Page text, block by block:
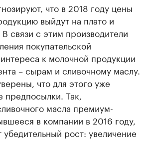
что в 2018 году цены
выйдут на плато и
В связи с этим производители
покупательской
к молочной продукции
– сырам и сливочному маслу.
что для этого уже
предпосылки. Так,
масла премиум-
в компании в 2016 году,
убедительный рост: увеличение